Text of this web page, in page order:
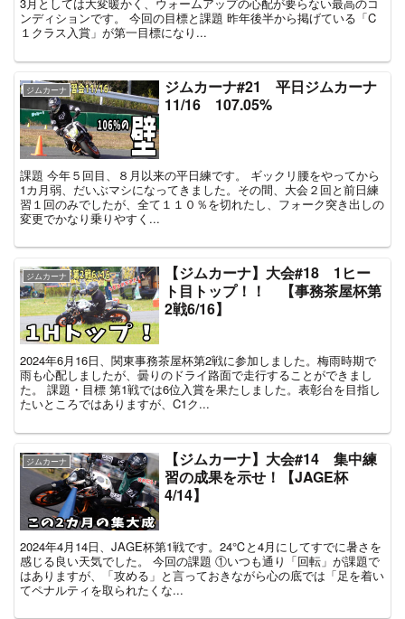
ンディションです。 今回の目標と課題 昨年後半から掲げている「C
１クラス入賞」が第一目標になり...
ジムカーナ
ジムカーナ#21 平日ジムカーナ
11/16 107.05%
課題 今年５回目、８月以来の平日練です。 ギックリ腰をやってから
1カ月弱、だいぶマシになってきました。その間、大会２回と前日練
習１回のみでしたが、全て１１０％を切れたし、フォーク突き出しの
変更でかなり乗りやすく...
ジムカーナ
【ジムカーナ】大会#18 1ヒー
ト目トップ！！ 【事務茶屋杯第
2戦6/16】
2024年6月16日、関東事務茶屋杯第2戦に参加しました。梅雨時期で
雨も心配しましたが、曇りのドライ路面で走行することができまし
た。 課題・目標 第1戦では6位入賞を果たしました。表彰台を目指し
たいところではありますが、C1ク...
ジムカーナ
【ジムカーナ】大会#14 集中練
習の成果を示せ！【JAGE杯
4/14】
2024年4月14日、JAGE杯第1戦です。24℃と4月にしてすでに暑さを
感じる良い天気でした。 今回の課題 ①いつも通り「回転」が課題で
はありますが、「攻める」と言っておきながら心の底では「足を着い
てペナルティを取られたくな...